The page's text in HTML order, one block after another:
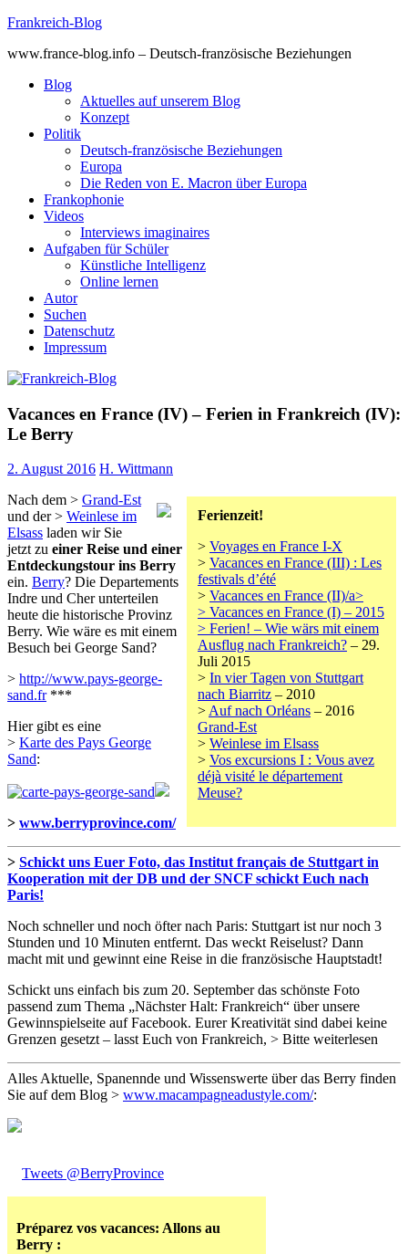
Skip
content
Frankreich-Blog
www.france-blog.info – Deutsch-französische Beziehungen
Blog
Aktuelles auf unserem Blog
Konzept
Politik
Deutsch-französische Beziehungen
Europa
Die Reden von E. Macron über Europa
Frankophonie
Videos
Interviews imaginaires
Aufgaben für Schüler
Künstliche Intelligenz
Online lernen
Autor
Suchen
Datenschutz
Impressum
Vacances en France (IV) – Ferien in Frankreich (IV):
Le Berry
2. August 2016 H. Wittmann
Ferienzeit!
> Voyages en France I-X
> Vacances en France (III) : Les
festivals d’été
> Vacances en France (II)/a>
> Vacances en France (I) – 2015
> Ferien! – Wie wärs mit einem
Ausflug nach Frankreich? – 29.
Juli 2015
> In vier Tagen von Stuttgart
nach Biarritz – 2010
>Auf nach Orléans – 2016
Grand-Est
> Weinlese im Elsass
> Vos excursions I : Vous avez
déjà visité le département
Meuse?
Nach dem > Grand-Est
und der > Weinlese im
Elsass laden wir Sie
jetzt zu einer Reise und einer
Entdeckungstour ins Berry
ein. Berry? Die Departements
Indre und Cher unterteilen
heute die historische Provinz
Berry. Wie wäre es mit einem
Besuch bei George Sand?
> http://www.pays-george-
sand.fr***
Hier gibt es eine
> Karte des Pays George
Sand:
> www.berryprovince.com/
> Schickt uns Euer Foto, das Institut français de Stuttgart in
Kooperation mit der DB und der SNCF schickt Euch nach
Paris!
Noch schneller und noch öfter nach Paris: Stuttgart ist nur noch 3
Stunden und 10 Minuten entfernt. Das weckt Reiselust? Dann
macht mit und gewinnt eine Reise in die französische Hauptstadt!
Schickt uns einfach bis zum 20. September das schönste Foto
passend zum Thema „Nächster Halt: Frankreich“ über unsere
Gewinnspielseite auf Facebook. Eurer Kreativität sind dabei keine
Grenzen gesetzt – lasst Euch von Frankreich, > Bitte weiterlesen
Alles Aktuelle, Spanennde und Wissenswerte über das Berry finden
Sie auf dem Blog > www.macampagneadustyle.com/:
Tweets @BerryProvince
Préparez vos vacances: Allons au
Berry :